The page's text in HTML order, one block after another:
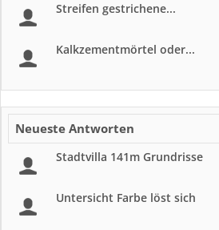
Streifen gestrichene...
Kalkzementmörtel oder...
Neueste Antworten
Stadtvilla 141m Grundrisse
Untersicht Farbe löst sich